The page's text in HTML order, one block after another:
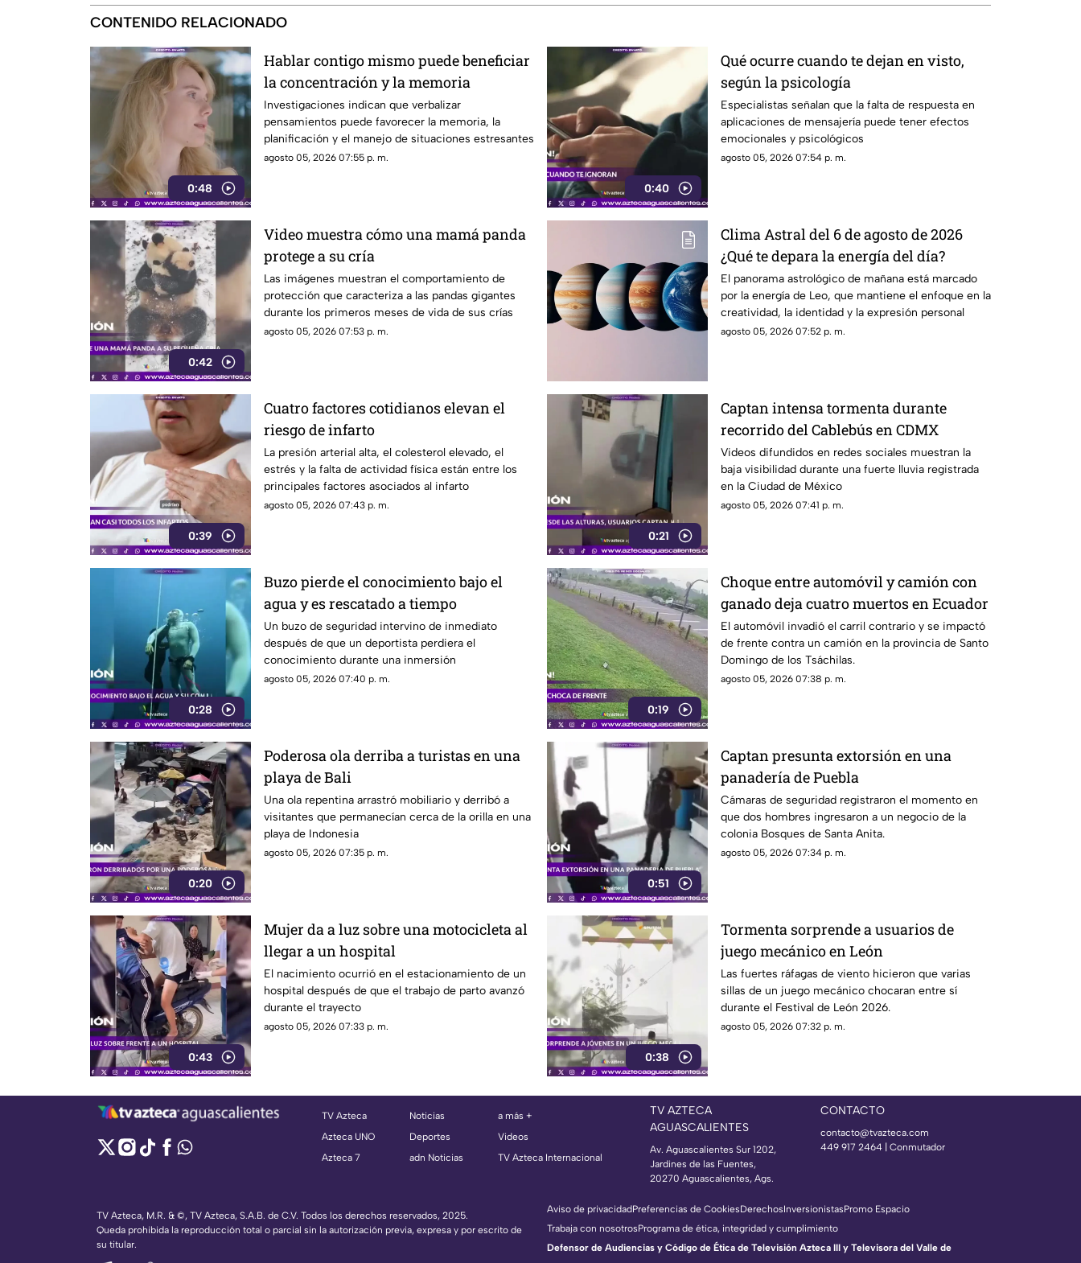
CONTENIDO RELACIONADO
0:48
Hablar contigo mismo puede beneficiar
la concentración y la memoria
Investigaciones indican que verbalizar
pensamientos puede favorecer la memoria, la
planificación y el manejo de situaciones estresantes
agosto 05, 2026 07:55 p. m.
0:40
Qué ocurre cuando te dejan en visto,
según la psicología
Especialistas señalan que la falta de respuesta en
aplicaciones de mensajería puede tener efectos
emocionales y psicológicos
agosto 05, 2026 07:54 p. m.
0:42
Video muestra cómo una mamá panda
protege a su cría
Las imágenes muestran el comportamiento de
protección que caracteriza a las pandas gigantes
durante los primeros meses de vida de sus crías
agosto 05, 2026 07:53 p. m.
Clima Astral del 6 de agosto de 2026
¿Qué te depara la energía del día?
El panorama astrológico de mañana está marcado
por la energía de Leo, que mantiene el enfoque en la
creatividad, la identidad y la expresión personal
agosto 05, 2026 07:52 p. m.
0:39
Cuatro factores cotidianos elevan el
riesgo de infarto
La presión arterial alta, el colesterol elevado, el
estrés y la falta de actividad física están entre los
principales factores asociados al infarto
agosto 05, 2026 07:43 p. m.
0:21
Captan intensa tormenta durante
recorrido del Cablebús en CDMX
Videos difundidos en redes sociales muestran la
baja visibilidad durante una fuerte lluvia registrada
en la Ciudad de México
agosto 05, 2026 07:41 p. m.
0:28
Buzo pierde el conocimiento bajo el
agua y es rescatado a tiempo
Un buzo de seguridad intervino de inmediato
después de que un deportista perdiera el
conocimiento durante una inmersión
agosto 05, 2026 07:40 p. m.
0:19
Choque entre automóvil y camión con
ganado deja cuatro muertos en Ecuador
El automóvil invadió el carril contrario y se impactó
de frente contra un camión en la provincia de Santo
Domingo de los Tsáchilas.
agosto 05, 2026 07:38 p. m.
0:20
Poderosa ola derriba a turistas en una
playa de Bali
Una ola repentina arrastró mobiliario y derribó a
visitantes que permanecían cerca de la orilla en una
playa de Indonesia
agosto 05, 2026 07:35 p. m.
0:51
Captan presunta extorsión en una
panadería de Puebla
Cámaras de seguridad registraron el momento en
que dos hombres ingresaron a un negocio de la
colonia Bosques de Santa Anita.
agosto 05, 2026 07:34 p. m.
0:43
Mujer da a luz sobre una motocicleta al
llegar a un hospital
El nacimiento ocurrió en el estacionamiento de un
hospital después de que el trabajo de parto avanzó
durante el trayecto
agosto 05, 2026 07:33 p. m.
0:38
Tormenta sorprende a usuarios de
juego mecánico en León
Las fuertes ráfagas de viento hicieron que varias
sillas de un juego mecánico chocaran entre sí
durante el Festival de León 2026.
agosto 05, 2026 07:32 p. m.
TV Azteca
Azteca UNO
Azteca 7
Noticias
Deportes
adn Noticias
a más +
Videos
TV Azteca Internacional
TV AZTECA
AGUASCALIENTES
Av. Aguascalientes Sur 1202,
Jardines de las Fuentes,
20270 Aguascalientes, Ags.
CONTACTO
contacto@tvazteca.com
449 917 2464 | Conmutador
TV Azteca, M.R. & ©, TV Azteca, S.A.B. de C.V. Todos los derechos reservados, 2025.
Queda prohibida la reproducción total o parcial sin la autorización previa, expresa y por escrito de
su titular.
Aviso de privacidadPreferencias de CookiesDerechosInversionistasPromo Espacio
Trabaja con nosotrosPrograma de ética, integridad y cumplimiento
Defensor de Audiencias y Código de Ética de Televisión Azteca III y Televisora del Valle de